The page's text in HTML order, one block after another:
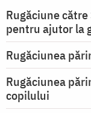
Rugăciune
pentru ajutor la
Rugăciunea
Rugăciunea
copilului